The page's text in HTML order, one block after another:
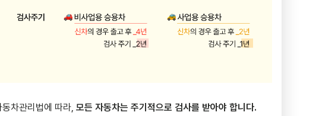
동차관리법에 따라, 모든 자동차는 주기적으로 검사를 받아야 합니다.